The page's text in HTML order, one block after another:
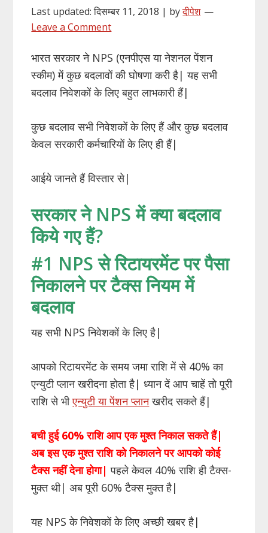
Last updated: दिसम्बर 11, 2018 | byदीपेश
Leave a Comment
भारत सरकार ने NPS (एनपीएस या नेशनल पेंशन
स्कीम) में कुछ बदलावों की घोषणा करी है| यह सभी
बदलाव निवेशकों के लिए बहुत लाभकारी हैं|
कुछ बदलाव सभी निवेशकों के लिए हैं और कुछ बदलाव
केवल सरकारी कर्मचारियों के लिए ही हैं|
आईये जानते हैं विस्तार से|
सरकार ने NPS में क्या बदलाव
किये गए हैं?
#1 NPS से रिटायरमेंट पर पैसा
निकालने पर टैक्स नियम में
बदलाव
यह सभी NPS निवेशकों के लिए है|
आपको रिटायरमेंट के समय जमा राशि में से 40% का
एन्युटी प्लान खरीदना होता है| ध्यान दें आप चाहें तो पूरी
राशि से भीएन्युटी या पेंशन प्लानखरीद सकते हैं|
बची हुई 60% राशि आप एक मुश्त निकाल सकते हैं|
अब इस एक मुश्त राशि को निकालने पर आपको कोई
टैक्स नहीं देना होगा| पहले केवल 40% राशि ही टैक्स-
मुक्त थी| अब पूरी 60% टैक्स मुक्त है|
यह NPS के निवेशकों के लिए अच्छी खबर है|